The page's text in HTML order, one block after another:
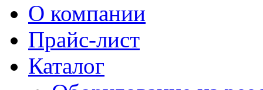
О компании
Прайс-лист
Каталог